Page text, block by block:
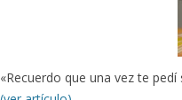
«Recuerdo que una vez te